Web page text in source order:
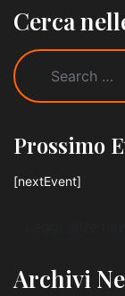
Cerca
Prossimo
[nextEvent]
Archivi